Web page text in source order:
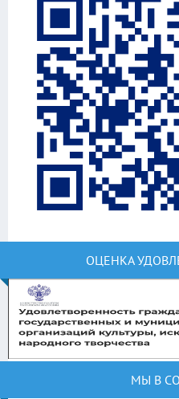
ОЦЕНКА
МЫ В